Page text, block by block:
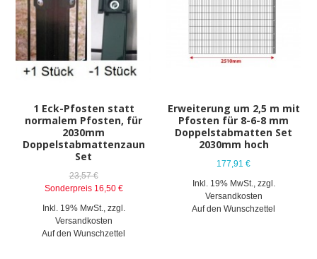
1 Eck-Pfosten statt
normalem Pfosten, für
2030mm
Doppelstabmattenzaun
Set
23,57 €
Sonderpreis 16,50 €
Inkl. 19% MwSt.
zzgl.
Versandkosten
Auf den Wunschzettel
Erweiterung um 2,5 m mit
Pfosten für 8-6-8 mm
Doppelstabmatten Set
2030mm hoch
177,91 €
Inkl. 19% MwSt.
zzgl.
Versandkosten
Auf den Wunschzettel